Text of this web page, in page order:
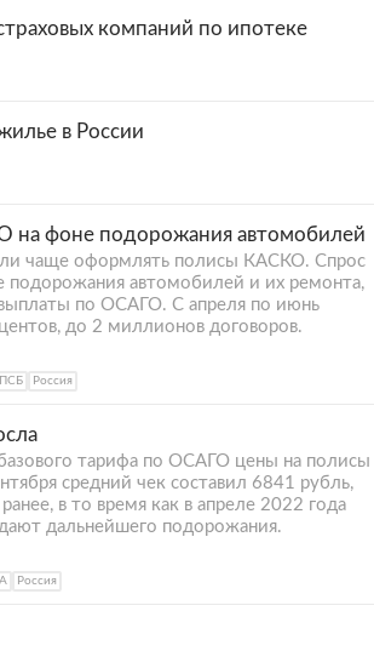
компаний по ипотеке
в России
на фоне подорожания автомобилей
чаще оформлять полисы КАСКО. Спрос
подорожания автомобилей и их ремонта,
по ОСАГО. С апреля по июнь
до 2 миллионов договоров.
Россия
тарифа по ОСАГО цены на полисы
средний чек составил 6841 рубль,
в то время как в апреле 2022 года
дальнейшего подорожания.
Россия